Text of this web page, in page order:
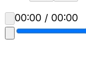
00:00 / 00:00